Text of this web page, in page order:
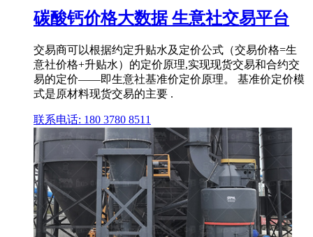
碳酸钙价格大数据 生意社交易平台
交易商可以根据约定升贴水及定价公式（交易价格=生
意社价格+升贴水）的定价原理,实现现货交易和合约交
易的定价——即生意社基准价定价原理。 基准价定价模
式是原材料现货交易的主要 .
联系电话: 180 3780 8511